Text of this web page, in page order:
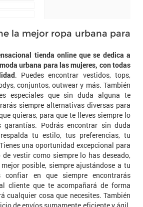
la mejor ropa urbana para
tienda online que se dedica a
urbana para las mujeres, con todas
. Puedes encontrar vestidos, tops,
conjuntos, outwear y más. También
especiales que sin duda alguna te
siempre alternativas diversas para
quieras, para que te lleves siempre lo
garantías. Podrás encontrar sin duda
tu estilo, tus preferencias, tu
una oportunidad excepcional para
vestir como siempre lo has deseado,
posible, siempre ajustándose a tu
confiar en que siempre encontrarás
cliente que te acompañará de forma
cualquier cosa que necesites. También
de envíos sumamente eficiente y ágil.